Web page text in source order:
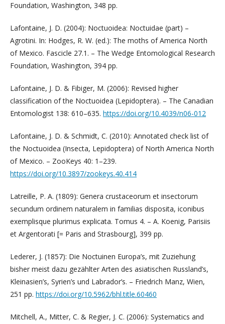
Foundation, Washington, 348 pp.
Lafontaine, J. D. (2004): Noctuoidea: Noctuidae (part) –
Agrotini. In: Hodges, R. W. (ed.): The moths of America North
of Mexico. Fascicle 27.1. – The Wedge Entomological Research
Foundation, Washington, 394 pp.
Lafontaine, J. D. & Fibiger, M. (2006): Revised higher
classification of the Noctuoidea (Lepidoptera). – The Canadian
Entomologist 138: 610–635. https://doi.org/10.4039/n06-012
Lafontaine, J. D. & Schmidt, C. (2010): Annotated check list of
the Noctuoidea (Insecta, Lepidoptera) of North America North
of Mexico. – ZooKeys 40: 1–239.
https://doi.org/10.3897/zookeys.40.414
Latreille, P. A. (1809): Genera crustaceorum et insectorum
secundum ordinem naturalem in familias disposita, iconibus
exemplisque plurimus explicata. Tomus 4. – A. Koenig, Parisiis
et Argentorati [= Paris and Strasbourg], 399 pp.
Lederer, J. (1857): Die Noctuinen Europa’s, mit Zuziehung
bisher meist dazu gezählter Arten des asiatischen Russland’s,
Kleinasien’s, Syrien’s und Labrador’s. – Friedrich Manz, Wien,
251 pp. https://doi.org/10.5962/bhl.title.60460
Mitchell, A., Mitter, C. & Regier, J. C. (2006): Systematics and